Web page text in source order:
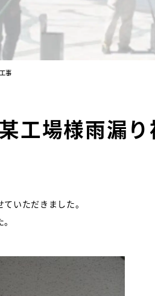
事
工場様雨漏り
いただきました。